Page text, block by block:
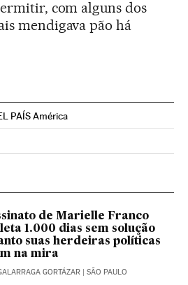
com alguns dos
mendigava pão há
PAÍS América
en Twitter
Brasil en Instagram
El País Brasil en Facebook
de Marielle Franco
1.000 dias sem solução
suas herdeiras políticas
na mira
GORTÁZAR | SÃO PAULO